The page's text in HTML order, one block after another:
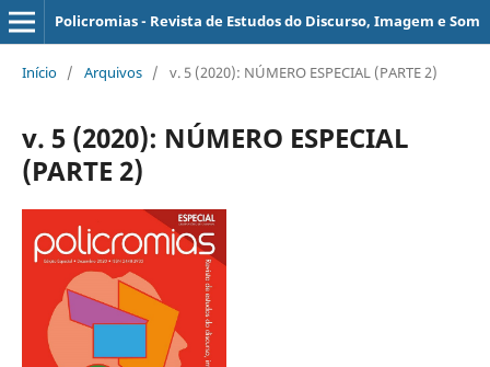
Policromias - Revista de Estudos do Discurso, Imagem e Som
Início / Arquivos / v. 5 (2020): NÚMERO ESPECIAL (PARTE 2)
v. 5 (2020): NÚMERO ESPECIAL
(PARTE 2)